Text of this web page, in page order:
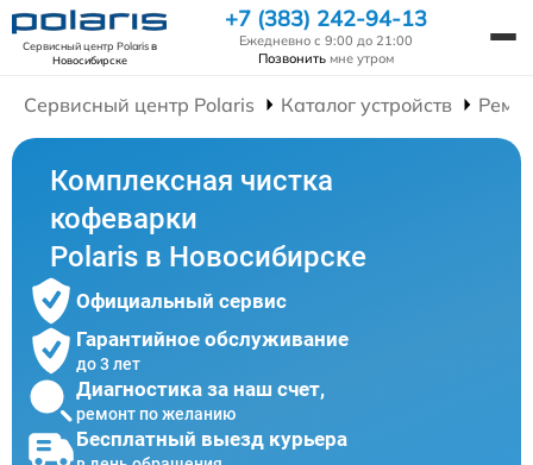
Сервисный центр Polarisв
Новосибирске
+7 (383) 242-94-13
Ежедневно с 9:00 до 21:00
Позвонить мне утром
Сервисный центр Polaris Каталог устройств
Комплексная чистка
кофеварки
Polaris в Новосибирске
Официальный сервис
Гарантийное обслуживание
до 3 лет
Диагностика за наш счет,
ремонт по желанию
Бесплатный выезд курьера